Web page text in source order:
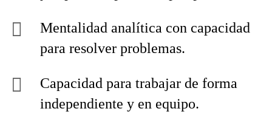
Mentalidad analítica con capacidad
para resolver problemas.
Capacidad para trabajar de forma
independiente y en equipo.